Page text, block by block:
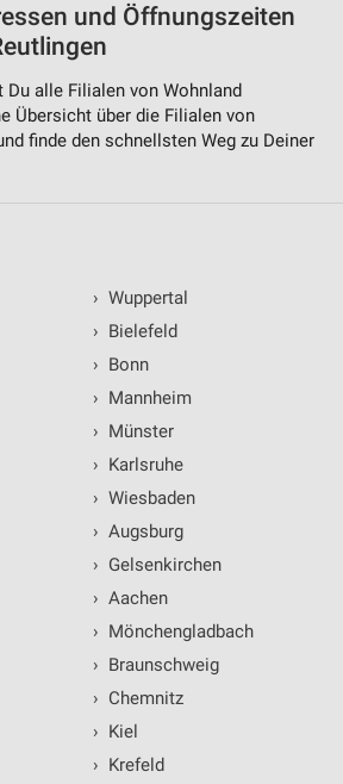
und Öffnungszeiten
alle Filialen von Wohnland
Übersicht über die Filialen von
finde den schnellsten Weg zu Deiner
› Wuppertal
› Bielefeld
› Bonn
› Mannheim
› Münster
› Karlsruhe
› Wiesbaden
› Augsburg
› Gelsenkirchen
› Aachen
› Mönchengladbach
› Braunschweig
› Chemnitz
› Kiel
› Krefeld